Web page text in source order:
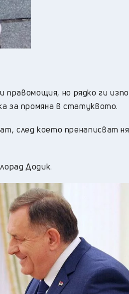
но рядко ги
за промяна в статуквото.
след което пренаписват
Додик.